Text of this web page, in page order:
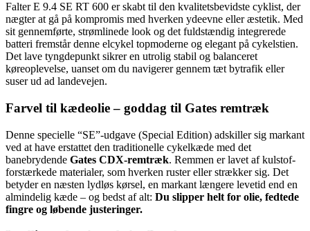
Falter E 9.4 SE RT 600 er skabt til den kvalitetsbevidste cyklist, der
nægter at gå på kompromis med hverken ydeevne eller æstetik. Med
sit gennemførte, strømlinede look og det fuldstændig integrerede
batteri fremstår denne elcykel topmoderne og elegant på cykelstien.
Det lave tyngdepunkt sikrer en utrolig stabil og balanceret
køreoplevelse, uanset om du navigerer gennem tæt bytrafik eller
suser ud ad landevejen.
Farvel til kædeolie – goddag til Gates remtræk
Denne specielle “SE”-udgave (Special Edition) adskiller sig markant
ved at have erstattet den traditionelle cykelkæde med det
banebrydende Gates CDX-remtræk. Remmen er lavet af kulstof-
forstærkede materialer, som hverken ruster eller strækker sig. Det
betyder en næsten lydløs kørsel, en markant længere levetid end en
almindelig kæde – og bedst af alt: Du slipper helt for olie, fedtede
fingre og løbende justeringer.